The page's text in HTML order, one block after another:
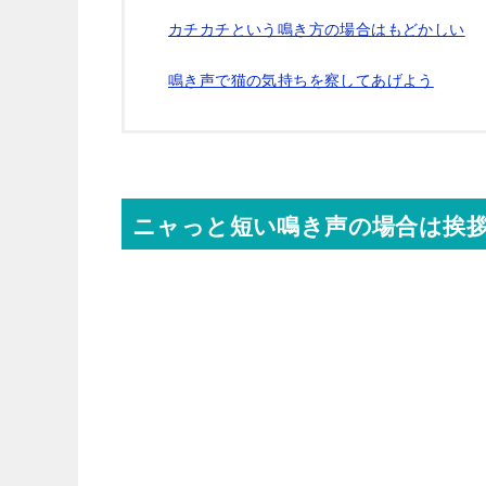
カチカチという鳴き方の場合はもどかしい
鳴き声で猫の気持ちを察してあげよう
ニャっと短い鳴き声の場合は挨